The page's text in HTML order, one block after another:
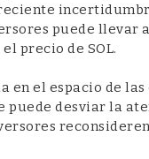
puede llevar
precio de SOL.
en el espacio de
puede desviar la